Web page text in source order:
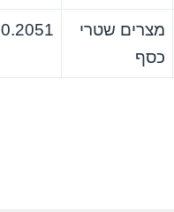
מצרים שטרי
כסף
0.2051